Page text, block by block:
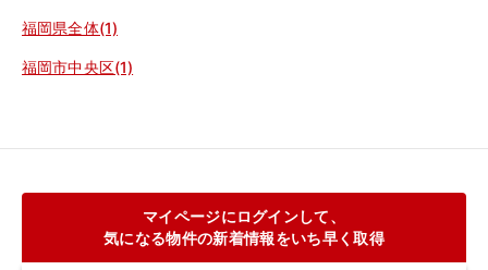
福岡県全体(1)
福岡市中央区(1)
マイページにログインして、
気になる物件の新着情報をいち早く取得